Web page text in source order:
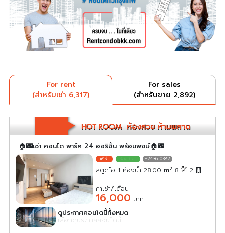
For rent
(สำหรับเช่า 6,317)
For sales
(สำหรับขาย 2,892)
🏠🌃เช่า คอนโด พาร์ค 24 ออริจิ้น พร้อมพงษ์🏠🌃
P2436-0382
สตูดิโอ 1 ห้องน้ำ 28.00 m2 8 2
ค่าเช่า/เดือน
16,000 บาท
ดูประกาศคอนโดนี้ทั้งหมด
เลือกดูประกาศคอนโดนี้